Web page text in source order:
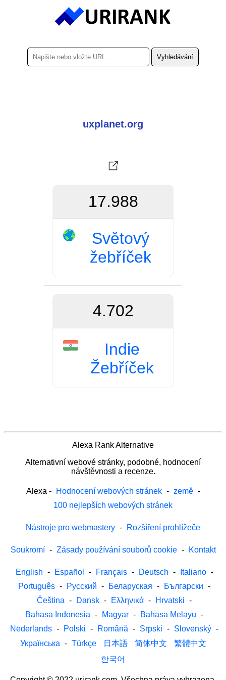
uxplanet.org
17.988
Světový
žebříček
4.702
Indie
Žebříček
Alexa Rank Alternative
Alternativní webové stránky, podobné, hodnocení
návštěvnosti a recenze.
Alexa - Hodnocení webových stránek - země -
100 nejlepších webových stránek
Nástroje pro webmastery - Rozšíření prohlížeče
Soukromí - Zásady používání souborů cookie - Kontakt
English - Español - Français - Deutsch - Italiano -
Português - Русский - Беларуская - Български -
Čeština - Dansk - Ελληνικά - Hrvatski -
Bahasa Indonesia - Magyar - Bahasa Melayu -
Nederlands - Polski - Română - Srpski - Slovenský -
Українська - Türkçe 日本語 简体中文
繁體中文
한국어